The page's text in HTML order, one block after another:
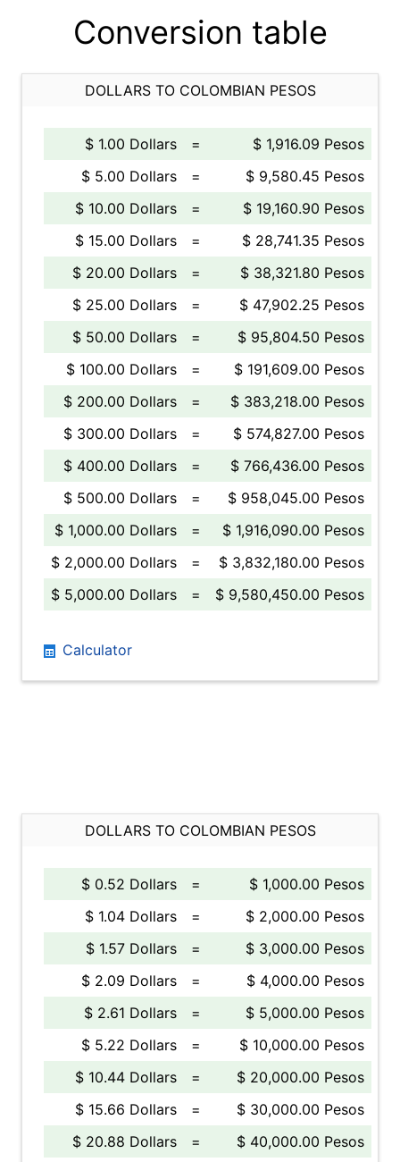
Conversion table
DOLLARS TO COLOMBIAN PESOS
$ 1.00 Dollars =
$ 1,916.09 Pesos
$ 5.00 Dollars
=
$ 9,580.45 Pesos
$ 10.00 Dollars
=
$ 19,160.90 Pesos
$ 15.00 Dollars
=
$ 28,741.35 Pesos
$ 20.00 Dollars
=
$ 38,321.80 Pesos
$ 25.00 Dollars
=
$ 47,902.25 Pesos
$ 50.00 Dollars
=
$ 95,804.50 Pesos
$ 100.00 Dollars
=
$ 191,609.00 Pesos
$ 200.00 Dollars
=
$ 383,218.00 Pesos
$ 300.00 Dollars
=
$ 574,827.00 Pesos
$ 400.00 Dollars
=
$ 766,436.00 Pesos
$ 500.00 Dollars
=
$ 958,045.00 Pesos
$ 1,000.00 Dollars
=
$ 1,916,090.00 Pesos
$ 2,000.00 Dollars
=
$ 3,832,180.00 Pesos
$ 5,000.00 Dollars
= $ 9,580,450.00 Pesos
Calculator
DOLLARS TO COLOMBIAN PESOS
$ 0.52 Dollars =
$ 1,000.00 Pesos
$ 1.04 Dollars
=
$ 2,000.00 Pesos
$ 1.57 Dollars
=
$ 3,000.00 Pesos
$ 2.09 Dollars
=
$ 4,000.00 Pesos
$ 2.61 Dollars
=
$ 5,000.00 Pesos
$ 5.22 Dollars
=
$ 10,000.00 Pesos
$ 10.44 Dollars
=
$ 20,000.00 Pesos
$ 15.66 Dollars
=
$ 30,000.00 Pesos
$ 20.88 Dollars
= $ 40,000.00 Pesos